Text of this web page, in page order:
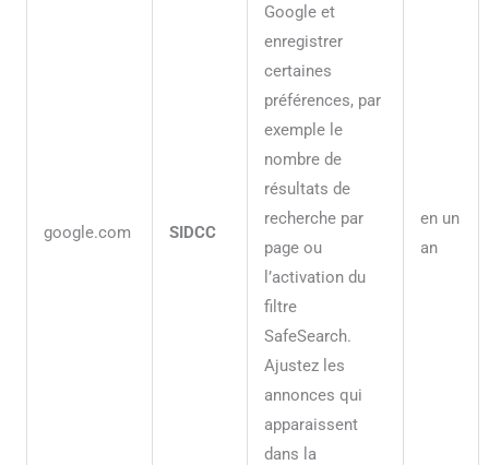
google.com SIDCC
Google et
enregistrer
certaines
préférences, par
exemple le
nombre de
résultats de
recherche par
page ou
l’activation du
filtre
SafeSearch.
Ajustez les
annonces qui
apparaissent
dans la
en un
an